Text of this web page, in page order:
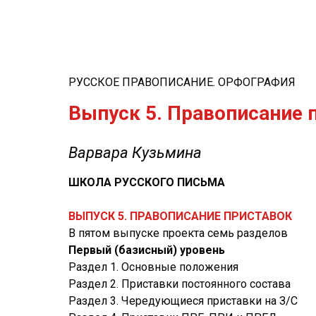
РУССКОЕ ПРАВОПИСАНИЕ. ОРФОГРАФИЯ
Выпуск 5. Правописание
Варвара Кузьмина
ШКОЛА РУССКОГО ПИСЬМА
ВЫПУСК 5. ПРАВОПИСАНИЕ ПРИСТАВОК
В пятом выпуске проекта семь разделов
Первый (базисный) уровень
Раздел 1. Основные положения
Раздел 2. Приставки постоянного состава
Раздел 3. Чередующиеся приставки на З/С